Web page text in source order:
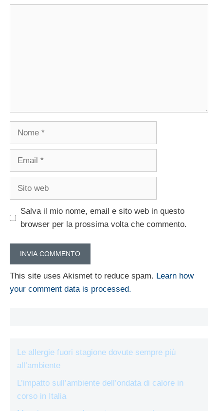
Nome
Email
Sito
Salva il mio nome, email e sito web in questo
browser per la prossima volta che commento.
This site uses Akismet to reduce spam. Learn how
your comment data is processed.
Le allergie fuori stagione dovute sempre più
all’ambiente
L’impatto sull’ambiente dell’ondata di calore in
corso in Italia